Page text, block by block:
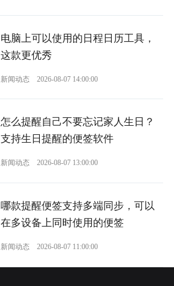
电脑上可以使用的日程日历工具，
这款更优秀
新闻动态 2026-08-07 14:00:00
怎么提醒自己不要忘记家人生日？
支持生日提醒的便签软件
新闻动态 2026-08-07 13:00:00
哪款提醒便签支持多端同步，可以
在多设备上同时使用的便签
新闻动态 2026-08-07 11:00:00